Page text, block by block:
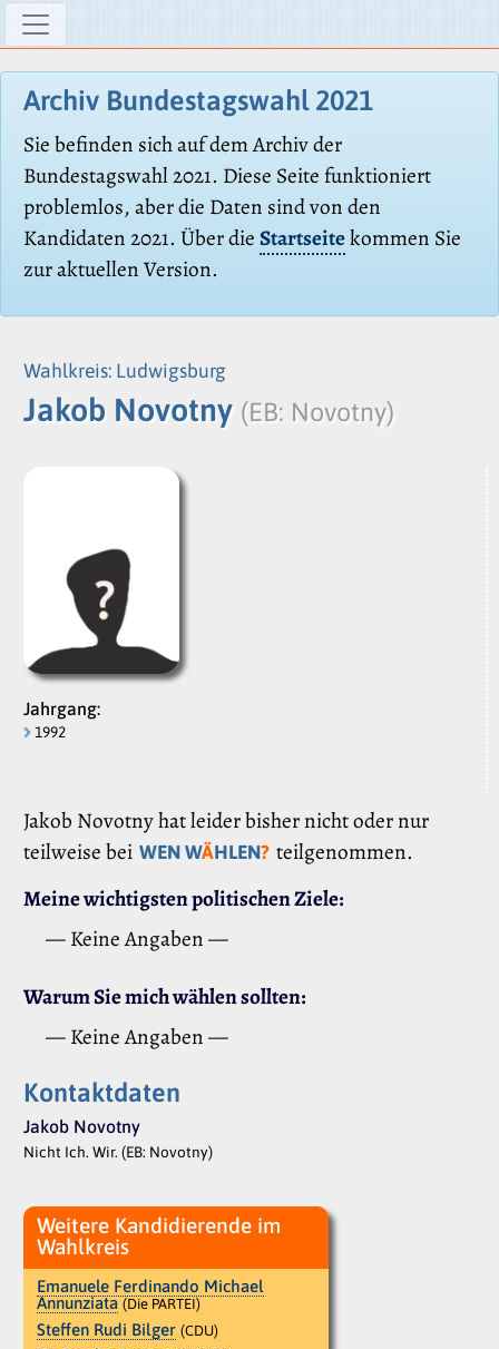
Archiv Bundestagswahl 2021
Sie befinden sich auf dem Archiv der
Bundestagswahl 2021. Diese Seite funktioniert
problemlos, aber die Daten sind von den
Kandidaten 2021. Über dieStartseitekommen Sie
zur aktuellen Version.
Wahlkreis: Ludwigsburg
Jakob Novotny (EB: Novotny)
Jahrgang:
1992
Jakob Novotny hat leider bisher nicht oder nur
teilweise bei WEN WÄHLEN? teilgenommen.
Meine wichtigsten politischen Ziele:
— Keine Angaben —
Warum Sie mich wählen sollten:
— Keine Angaben —
Kontaktdaten
Jakob Novotny
Nicht Ich. Wir. (EB: Novotny)
Weitere Kandidierende im
Wahlkreis
Emanuele Ferdinando Michael
Annunziata (Die PARTEI)
Steffen Rudi Bilger (CDU)